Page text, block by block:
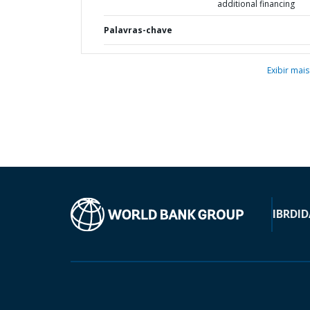
additional financing
Palavras-chave
Exibir mais
IBRD